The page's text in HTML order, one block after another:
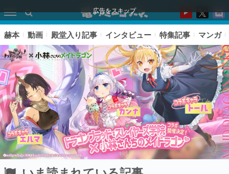
広告をスキップ
赫本 動画 殿堂入り記事 インタビュー 特集記事 マンガ